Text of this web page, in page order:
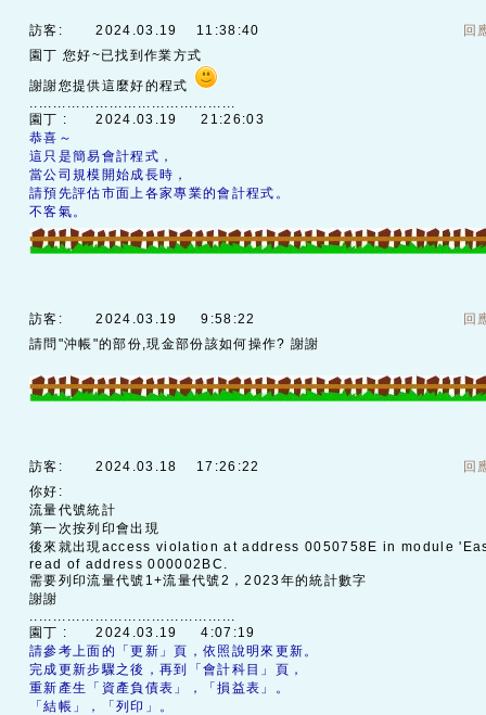
訪客:2024.03.19 11:38:40
回
園丁 您好~已找到作業方式
謝謝您提供這麼好的程式
............................................
園丁 :2024.03.19 21:26:03
恭喜～
這只是簡易會計程式，
當公司規模開始成長時，
請預先評估市面上各家專業的會計程式。
不客氣。
訪客:2024.03.19 9:58:22
回
請問"沖帳"的部份,現金部份該如何操作? 謝謝
訪客:2024.03.18 17:26:22
回
你好:
流量代號統計
第一次按列印會出現
後來就出現access violation at address 0050758E in module
read of address 000002BC.
需要列印流量代號1+流量代號2，2023年的統計數字
謝謝
............................................
園丁 :2024.03.19 4:07:19
請參考上面的「更新」頁，依照說明來更新。
完成更新步驟之後，再到「會計科目」頁，
重新產生「資產負債表」，「損益表」。
「結帳」，「列印」。